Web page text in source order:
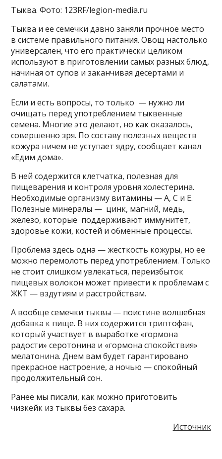
Тыква. Фото: 123RF/legion-media.ru
Тыква и ее семечки давно заняли прочное место
в системе правильного питания. Овощ настолько
универсален, что его практически целиком
используют в приготовлении самых разных блюд,
начиная от супов и заканчивая десертами и
салатами.
Если и есть вопросы, то только — нужно ли
очищать перед употреблением тыквенные
семена. Многие это делают, но как оказалось,
совершенно зря. По составу полезных веществ
кожура ничем не уступает ядру, сообщает канал
«Едим дома».
В ней содержится клетчатка, полезная для
пищеварения и контроля уровня холестерина.
Необходимые организму витамины — А, С и Е.
Полезные минералы — цинк, магний, медь,
железо, которые поддерживают иммунитет,
здоровье кожи, костей и обменные процессы.
Проблема здесь одна — жесткость кожуры, но ее
можно перемолоть перед употреблением. Только
не стоит слишком увлекаться, переизбыток
пищевых волокон может привести к проблемам с
ЖКТ — вздутиям и расстройствам.
А вообще семечки тыквы — поистине волшебная
добавка к пище. В них содержится триптофан,
который участвует в выработке «гормона
радости» серотонина и «гормона спокойствия»
мелатонина. Днем вам будет гарантировано
прекрасное настроение, а ночью — спокойный
продолжительный сон.
Ранее мы писали, как можно приготовить
чизкейк из тыквы без сахара.
Источник